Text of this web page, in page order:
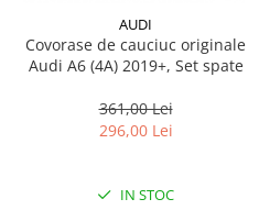
AUDI
Covorase de cauciuc originale
Audi A6 (4A) 2019+, Set spate
361,00 Lei
296,00 Lei
IN STOC